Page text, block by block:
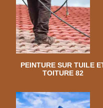
PEINTURE SUR TUILE
TOITURE 82